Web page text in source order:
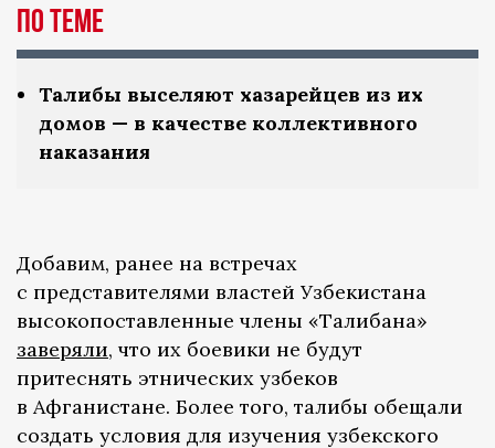
По теме
Талибы выселяют хазарейцев из их
домов — в качестве коллективного
наказания
Добавим, ранее на встречах
с представителями властей Узбекистана
высокопоставленные члены «Талибана»
заверяли, что их боевики не будут
притеснять этнических узбеков
в Афганистане. Более того, талибы обещали
создать условия для изучения узбекского